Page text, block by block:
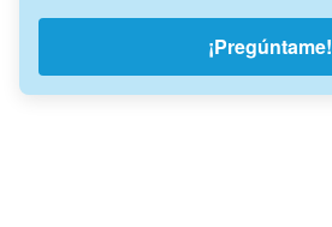
¡Pregúntame!